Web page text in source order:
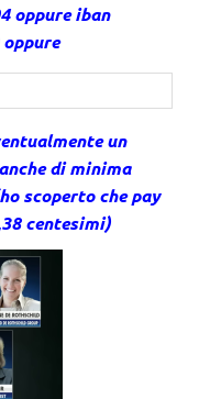
oppure iban
oppure
un
di minima
scoperto che pay
centesimi)